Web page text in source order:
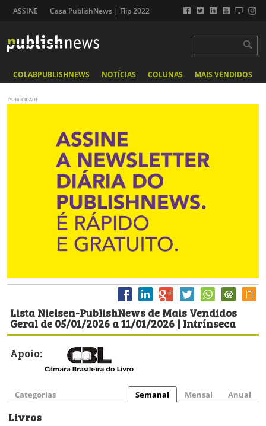
ASSINE Casa PublishNews | Flip 2022
COLABPUBLISHNEWS NOTÍCIAS COLUNAS MAIS VENDIDOS
PUBLICIDADE
Lista Nielsen-PublishNews de Mais Vendidos
Geral de 05/01/2026 a 11/01/2026 | Intrínseca
Apoio:
Categorias Semanal Mensal Anual
Livros